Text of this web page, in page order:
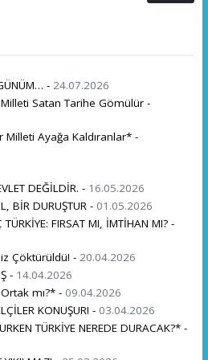
- 24.07.2026
Satan Tarihe Gömülür -
Ayağa Kaldıranlar* -
DEĞİLDİR. - 16.05.2026
BİR DURUŞTUR - 01.05.2026
FIRSAT MI, İMTİHAN MI? -
Çöktürüldü! - 20.04.2026
- 14.04.2026
mı?* - 09.04.2026
KONUŞUR! - 03.04.2026
TÜRKİYE NEREDE DURACAK?* -